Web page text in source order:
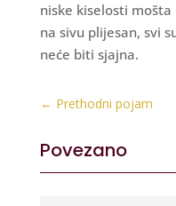
niske kiselosti
na sivu plijesan, svi
neće biti sjajna.
← Prethodni pojam
Povezano